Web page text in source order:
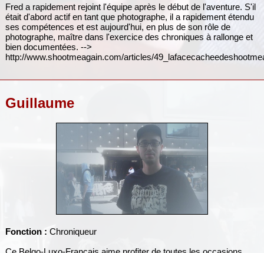
Fred a rapidement rejoint l'équipe après le début de l'aventure. S'il
était d'abord actif en tant que photographe, il a rapidement étendu
ses compétences et est aujourd'hui, en plus de son rôle de
photographe, maître dans l'exercice des chroniques à rallonge et
bien documentées. -->
http://www.shootmeagain.com/articles/
Guillaume
Fonction : Chroniqueur